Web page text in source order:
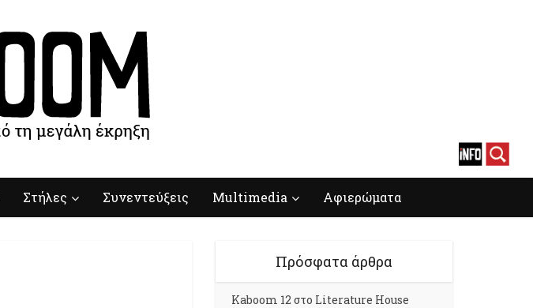
Στήλες Συνεντεύξεις Multimedia Αφιερώματα
Πρόσφατα άρθρα
Kaboom 12 στο Literature House